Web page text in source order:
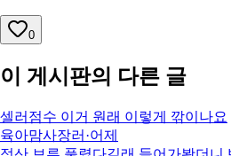
0
이 게시판의 다른 글
셀러점수 이거 원래 이렇게 깎이나요
육아맘사장러 ·어제